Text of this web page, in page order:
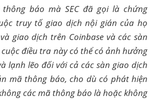
thông báo mà SEC đã gọi là chứng
truy tố giao dịch nội gián của họ
giao dịch trên Coinbase và các sàn
điều tra này có thể có ảnh hưởng
lạnh lẽo đối với cả các sàn giao dịch
mã thông báo, cho dù có phát hiện
các mã thông báo là hoặc không